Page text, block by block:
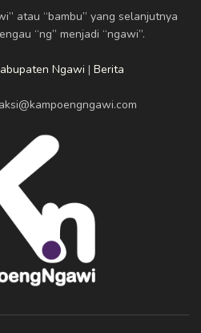
atau “bambu” yang selanjutnya
“ng” menjadi “ngawi”.
Ngawi | Berita